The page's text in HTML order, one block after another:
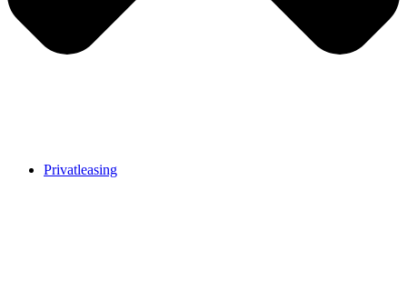
Privatleasing